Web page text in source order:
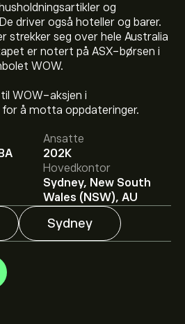
og
driver også hoteller og barer.
strekker seg over hele Australia
er notert på ASX-børsen i
WOW.
til WOW-aksjen i
for å motta oppdateringer.
Ansatte
202K
Hovedkontor
Sydney, New South
Wales (NSW), AU
Sydney
WOW.ASX er 40.22‎A$‎.
for Woolworths Group
degpå eToro for
og kursmål fra analytikere.
for Woolworths Group
finansielle rapporter
de nyeste forventningene for